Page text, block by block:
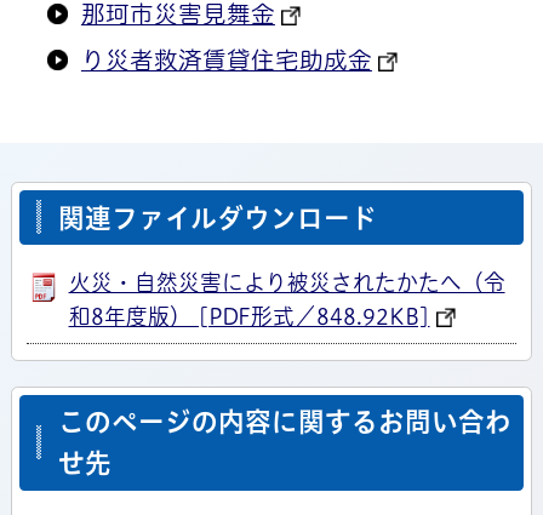
那珂市災害見舞金
り災者救済賃貸住宅助成金
関連ファイルダウンロード
火災・自然災害により被災されたかたへ（令
和8年度版） [PDF形式／848.92KB]
このページの内容に関するお問い合わ
せ先